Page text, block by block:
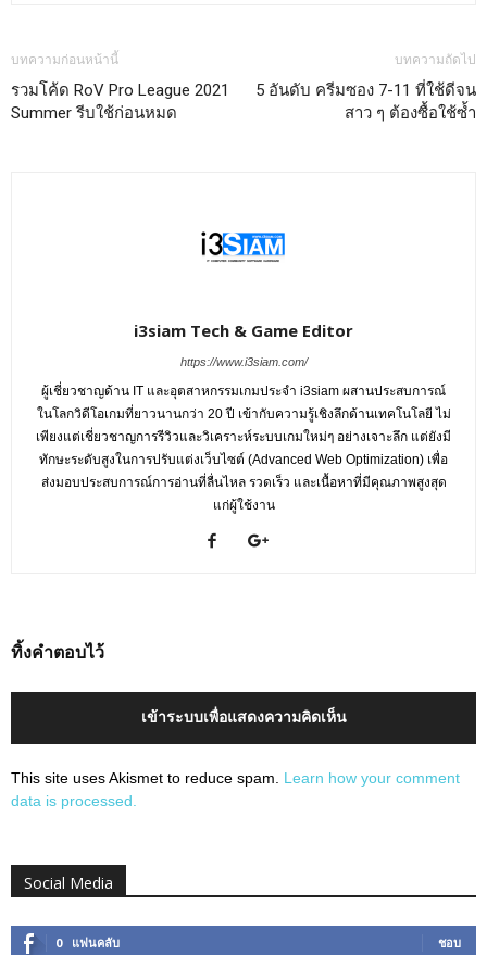
บทความก่อนหน้านี้
รวมโค้ด RoV Pro League 2021
Summer รีบใช้ก่อนหมด
บทความถัดไป
5 อันดับ ครีมซอง 7-11 ที่ใช้ดีจน
สาว ๆ ต้องซื้อใช้ซ้ำ
i3siam Tech & Game Editor
https://www.i3siam.com/
ผู้เชี่ยวชาญด้าน IT และอุตสาหกรรมเกมประจำ i3siam ผสานประสบการณ์
ในโลกวิดีโอเกมที่ยาวนานกว่า 20 ปี เข้ากับความรู้เชิงลึกด้านเทคโนโลยี ไม่
เพียงแต่เชี่ยวชาญการรีวิวและวิเคราะห์ระบบเกมใหม่ๆ อย่างเจาะลึก แต่ยังมี
ทักษะระดับสูงในการปรับแต่งเว็บไซต์ (Advanced Web Optimization) เพื่อ
ส่งมอบประสบการณ์การอ่านที่ลื่นไหล รวดเร็ว และเนื้อหาที่มีคุณภาพสูงสุด
แก่ผู้ใช้งาน
ทิ้งคำตอบไว้
เข้าระบบเพื่อแสดงความคิดเห็น
This site uses Akismet to reduce spam. Learn how your comment
data is processed.
Social Media
0 แฟนคลับ ชอบ